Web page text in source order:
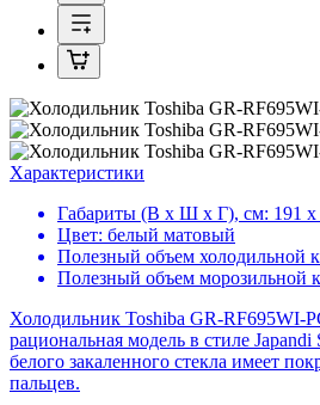
Характеристики
Габариты (В х Ш х Г), см: 191
Цвет: белый матовый
Полезный объем холодильной
Полезный объем морозильной
Холодильник Toshiba GR-RF695WI-
рациональная модель в стиле
белого закаленного стекла имеет
пальцев.